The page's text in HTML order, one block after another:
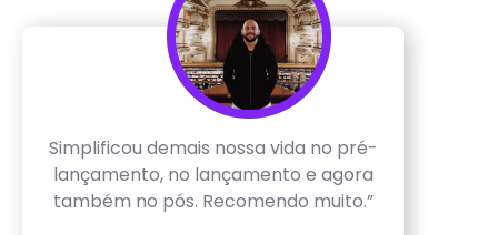
Simplificou demais nossa vida no pré-
lançamento, no lançamento e agora
também no pós. Recomendo muito.”